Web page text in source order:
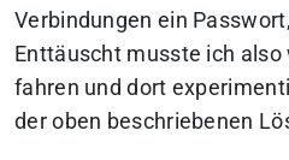
Verbindungen ein
Enttäuscht musste ich also
fahren und dort
der oben beschriebenen